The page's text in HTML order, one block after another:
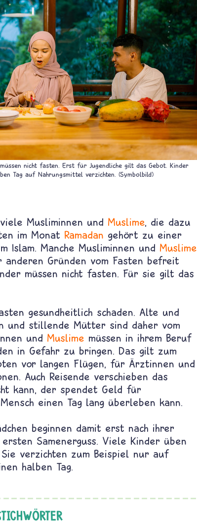
nicht fasten. Erst für Jugendliche gilt das Gebot. Kinder
Tag auf Nahrungsmittel verzichten. (Symbolbild)
Musliminnen und Muslime, die dazu
im Monat Ramadan gehört zu einer
Islam. Manche Musliminnen und Muslime
Gründen vom Fasten befreit
müssen nicht fasten. Für sie gilt das
gesundheitlich schaden. Alte und
und stillende Mütter sind daher vom
und Muslime müssen in ihrem Beruf
in Gefahr zu bringen. Das gilt zum
vor langen Flügen, für Ärztinnen und
Auch Reisende verschieben das
kann, der spendet Geld für
einen Tag lang überleben kann.
beginnen damit erst nach ihrer
Samenerguss. Viele Kinder üben
verzichten zum Beispiel nur auf
halben Tag.